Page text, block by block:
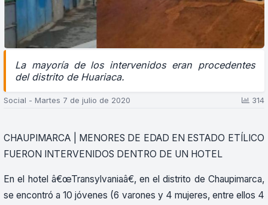
La mayoría de los intervenidos eran procedentes
del distrito de Huariaca.
Social - Martes 7 de julio de 2020 314
CHAUPIMARCA | MENORES DE EDAD EN ESTADO ETÍLICO
FUERON INTERVENIDOS DENTRO DE UN HOTEL
En el hotel â€œTransylvaniaâ€, en el distrito de Chaupimarca,
se encontró a 10 jóvenes (6 varones y 4 mujeres, entre ellos 4